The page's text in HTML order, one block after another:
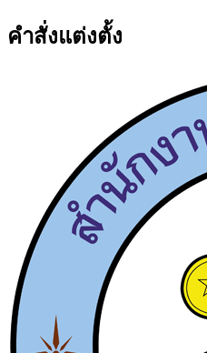
คำสั่งแต่งตั้ง